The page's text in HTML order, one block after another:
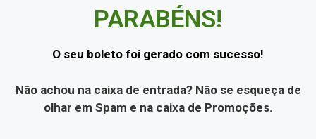
PARABÉNS!
O seu boleto foi gerado com sucesso!
Não achou na caixa de entrada? Não se esqueça de
olhar em Spam e na caixa de Promoções.